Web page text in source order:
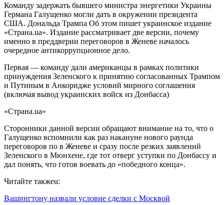
Команду задержать бывшего министра энергетики Украины
Германа Галущенко могли дать в окружении президента
США. Дональда Трампа Об этом пишет украинское издание
«Страна.ua». Издание рассматривает две версии, почему
именно в преддверии переговоров в Женеве началось
очередное антикоррупционное дело.
Первая — команду дали американцы в рамках политики
принуждения Зеленского к принятию согласованных Трампом
и Путиным в Анкоридже условий мирного соглашения
(включая вывод украинских войск из Донбасса)
«Страна.ua»
Сторонники данной версии обращают внимание на то, что о
Галущенко вспомнили как раз накануне нового раунда
переговоров по в Женеве и сразу после резких заявлений
Зеленского в Мюнхене, где тот отверг уступки по Донбассу и
дал понять, что готов воевать до «победного конца».
Читайте такжеu:
Вашингтону назвали условие сделки с Москвой